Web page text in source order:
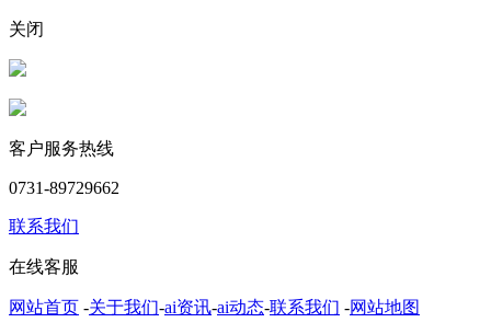
关闭
客户服务热线
0731-89729662
联系我们
在线客服
网站首页 -关于我们-ai资讯-ai动态-联系我们 -网站地图